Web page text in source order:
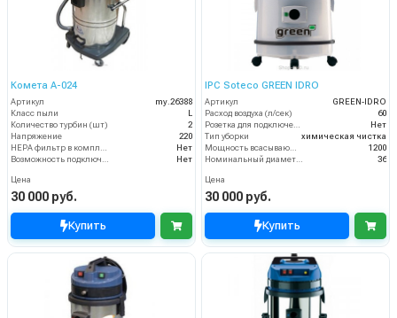
Комета A-024
Артикул
my.26388
Класс пыли
Количество турбин (шт)
2
Напряжение
220
Нет
Нет
Цена
30 000 руб.
Купить
IPC Soteco GREEN IDRO
Артикул
GREEN-IDRO
Расход воздуха (л/сек)
60
Нет
Тип уборки
химическая чистка
1200
36
Цена
30 000 руб.
Купить